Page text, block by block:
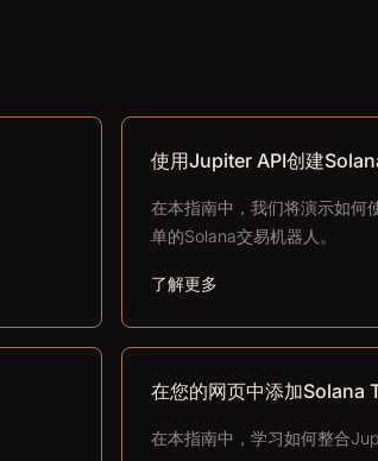
使用Jupiter API创建
在本指南中，我们将演示如何
单的Solana交易机器人。
了解更多
在您的网页中添加
在本指南中，学习如何整合